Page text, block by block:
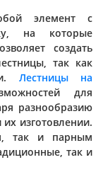
элемент с
на которые
создать
так как
Лестницы на
для
разнообразию
изготовлении.
так и парным
так и